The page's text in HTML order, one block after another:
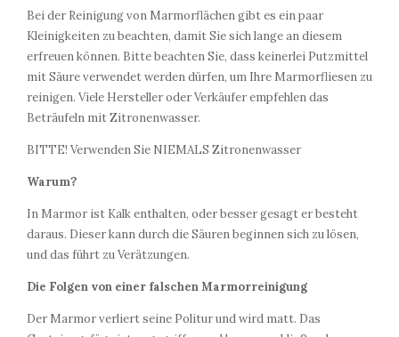
Bei der Reinigung von Marmorflächen gibt es ein paar
Kleinigkeiten zu beachten, damit Sie sich lange an diesem
erfreuen können. Bitte beachten Sie, dass keinerlei Putzmittel
mit Säure verwendet werden dürfen, um Ihre Marmorfliesen zu
reinigen. Viele Hersteller oder Verkäufer empfehlen das
Beträufeln mit Zitronenwasser.
BITTE! Verwenden Sie NIEMALS Zitronenwasser
Warum?
In Marmor ist Kalk enthalten, oder besser gesagt er besteht
daraus. Dieser kann durch die Säuren beginnen sich zu lösen,
und das führt zu Verätzungen.
Die Folgen von einer falschen Marmorreinigung
Der Marmor verliert seine Politur und wird matt. Das